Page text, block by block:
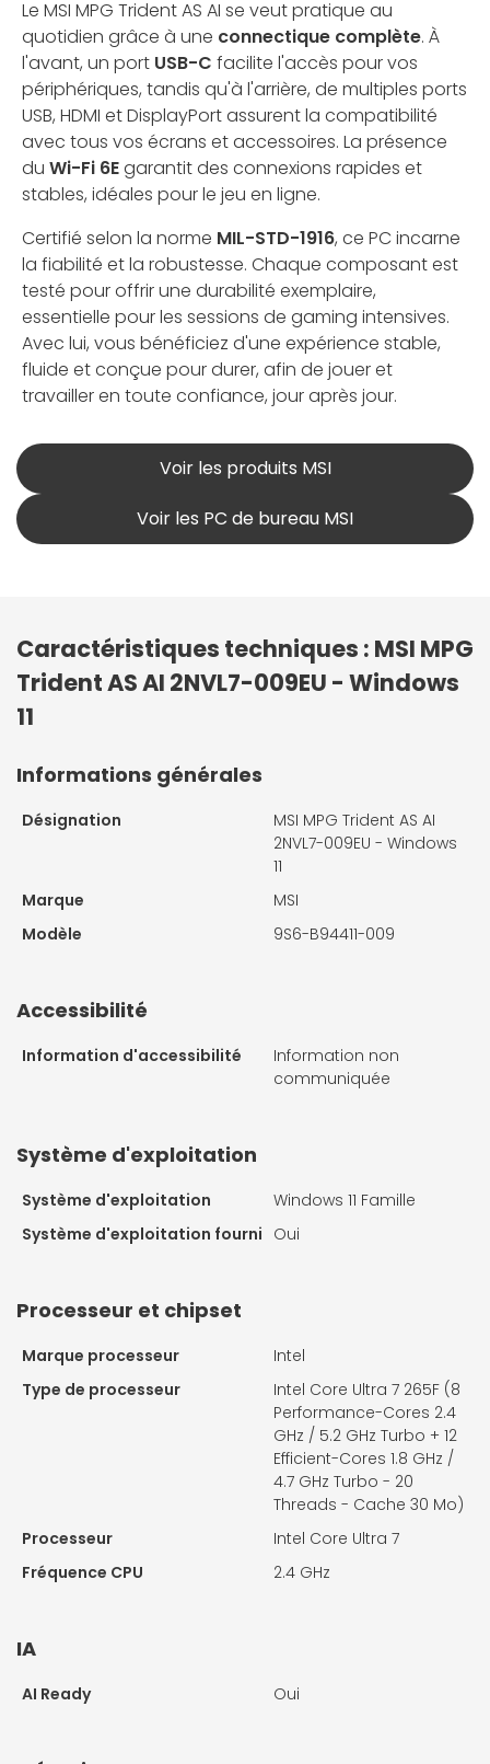
Le MSI MPG Trident AS AI se veut pratique au
quotidien grâce à une connectique complète. À
l'avant, un port USB-C facilite l'accès pour vos
périphériques, tandis qu'à l'arrière, de multiples ports
USB, HDMI et DisplayPort assurent la compatibilité
avec tous vos écrans et accessoires. La présence
du Wi-Fi 6Egarantit des connexions rapides et
stables, idéales pour le jeu en ligne.
Certifié selon la norme MIL-STD-1916, ce PC incarne
la fiabilité et la robustesse. Chaque composant est
testé pour offrir une durabilité exemplaire,
essentielle pour les sessions de gaming intensives.
Avec lui, vous bénéficiez d'une expérience stable,
fluide et conçue pour durer, afin de jouer et
travailler en toute confiance, jour après jour.
Voir les produits MSI
Voir les PC de bureau MSI
Caractéristiques techniques : MSI MPG
Trident AS AI 2NVL7-009EU - Windows
11
Informations générales
Désignation
MSI MPG Trident AS AI
2NVL7-009EU - Windows
11
Marque
MSI
Modèle
9S6-B94411-009
Accessibilité
Information d'accessibilité
Information non
communiquée
Système d'exploitation
Système d'exploitation
Windows 11 Famille
Système d'exploitation fourni Oui
Processeur et chipset
Marque processeur
Intel
Type de processeur
Intel Core Ultra 7 265F (8
Performance-Cores 2.4
GHz / 5.2 GHz Turbo + 12
Efficient-Cores 1.8 GHz /
4.7 GHz Turbo - 20
Threads - Cache 30 Mo)
Processeur
Intel Core Ultra 7
Fréquence CPU
2.4 GHz
IA
AI Ready Oui